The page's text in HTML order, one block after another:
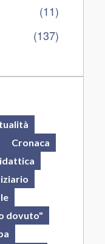
(11)
(137)
Cronaca
dovuto"